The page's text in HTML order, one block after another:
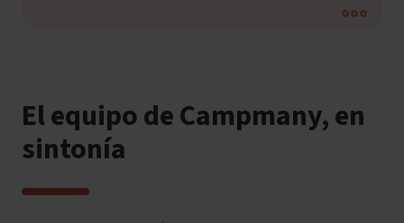
El equipo de Campmany, en
sintonía